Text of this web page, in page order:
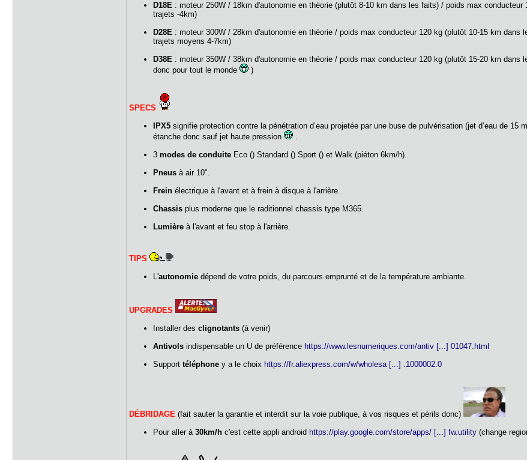
D18E : moteur 250W / 18km d'autonomie en théorie (plutôt 8-10 km dans les faits) / poids max
trajets -4km)
D28E : moteur 300W / 28km d'autonomie en théorie / poids max conducteur 120 kg (plutôt 10-15 km
trajets moyens 4-7km)
D38E : moteur 350W / 38km d'autonomie en théorie / poids max conducteur 120 kg (plutôt 15-20 km
donc pour tout le monde
)
SPECS
IPX5signifie protection contre la pénétration d’eau projetée par une buse de pulvérisation (jet d’eau de
étanche donc sauf jet haute pression
.
3modes de conduite Eco () Standard () Sport () et Walk (piéton 6km/h).
Pneus à air 10".
Frein électrique à l'avant et à frein à disque à l'arrière.
Chassis plus moderne que le raditionnel chassis type M365.
Lumière à l'avant et feu stop à l'arrière.
TIPS
L'autonomie dépend de votre poids, du parcours emprunté et de la température ambiante.
UPGRADES
Installer desclignotants (à venir)
Antivols indispensable un U de préférence https://www.lesnumeriques.com/antiv [...] 01047.html
Supporttéléphone y a le choix https://fr.aliexpress.com/w/wholesa [...] .1000002.0
DÉBRIDAGE (fait sauter la garantie et interdit sur la voie publique, à vos risques et périls donc)
Pour aller à30km/h c'est cette appli android https://play.google.com/store/apps/ [...] fw.utility (change